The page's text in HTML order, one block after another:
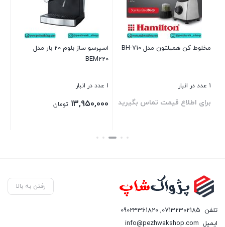
مخلوط کن همیلتون مدل BH-710
1 عدد در انبار
برای اطلاع قیمت تماس بگیرید
اسپرسو ساز بلوم 20 بار مدل
BEM220
1 عدد در انبار
13,950,000 تومان
بستن
رفتن به بالا
تلفن 07132302185
,
09023361820
ایمیل info@pezhwakshop.com